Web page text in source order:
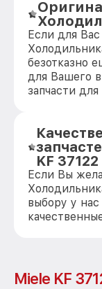
Если для
безотказно
для Вашего
запчасти
KF 37122
Если Вы
выбору у
Miele KF